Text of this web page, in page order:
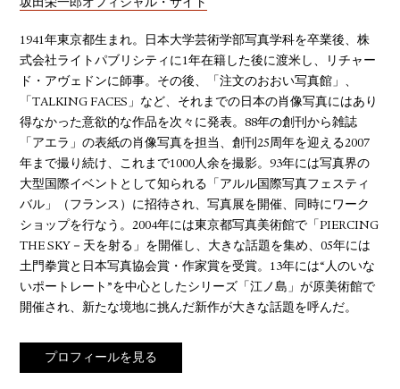
坂田栄一郎オフィシャル・サイト
1941年東京都生まれ。日本大学芸術学部写真学科を卒業後、株
式会社ライトパブリシティに1年在籍した後に渡米し、リチャー
ド・アヴェドンに師事。その後、「注文のおおい写真館」、
「TALKING FACES」など、それまでの日本の肖像写真にはあり
得なかった意欲的な作品を次々に発表。88年の創刊から雑誌
「アエラ」の表紙の肖像写真を担当、創刊25周年を迎える2007
年まで撮り続け、これまで1000人余を撮影。93年には写真界の
大型国際イベントとして知られる「アルル国際写真フェスティ
バル」（フランス）に招待され、写真展を開催、同時にワーク
ショップを行なう。2004年には東京都写真美術館で「PIERCING
THE SKY－天を射る」を開催し、大きな話題を集め、05年には
土門拳賞と日本写真協会賞・作家賞を受賞。13年には“人のいな
いポートレート”を中心としたシリーズ「江ノ島」が原美術館で
開催され、新たな境地に挑んだ新作が大きな話題を呼んだ。
プロフィールを見る